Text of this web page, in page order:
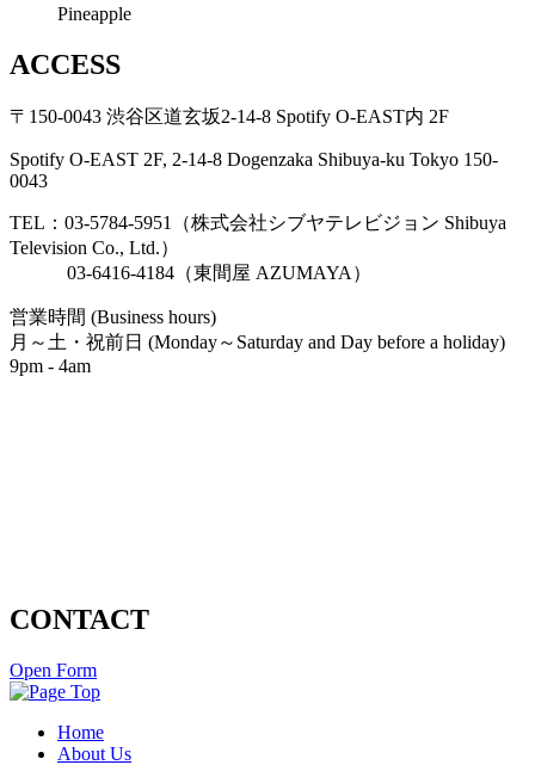
Pineapple
ACCESS
〒150-0043 渋谷区道玄坂2-14-8 Spotify O-EAST内 2F
Spotify O-EAST 2F, 2-14-8 Dogenzaka Shibuya-ku Tokyo 150-
0043
TEL：03-5784-5951（株式会社シブヤテレビジョン Shibuya
Television Co., Ltd.）
03-6416-4184（東間屋 AZUMAYA）
営業時間 (Business hours)
月～土・祝前日 (Monday～Saturday and Day before a holiday)
9pm - 4am
CONTACT
Open Form
Home
About Us